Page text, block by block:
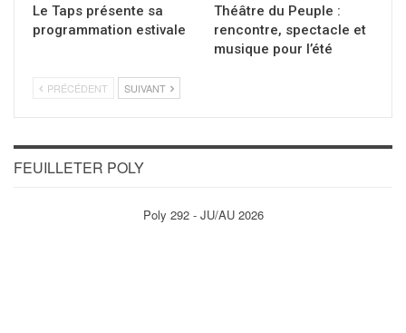
Le Taps présente sa
programmation estivale
Théâtre du Peuple :
rencontre, spectacle et
musique pour l’été
PRÉCÉDENT SUIVANT
FEUILLETER POLY
Poly 292 - JU/AU 2026